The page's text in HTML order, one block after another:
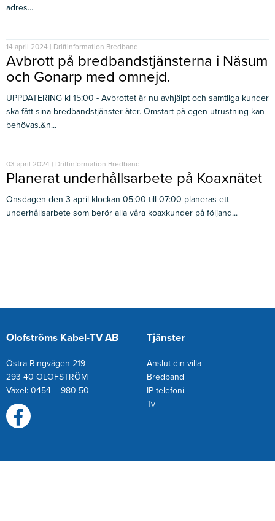
adres...
14 april 2024 | Driftinformation Bredband
Avbrott på bredbandstjänsterna i Näsum
och Gonarp med omnejd.
UPPDATERING kl 15:00 - Avbrottet är nu avhjälpt och samtliga kunder
ska fått sina bredbandstjänster åter. Omstart på egen utrustning kan
behövas.&n...
03 april 2024 | Driftinformation Bredband
Planerat underhållsarbete på Koaxnätet
Onsdagen den 3 april klockan 05:00 till 07:00 planeras ett
underhållsarbete som berör alla våra koaxkunder på följand...
Olofströms Kabel-TV AB
Östra Ringvägen 219
293 40 OLOFSTRÖM
Växel: 0454 – 980 50
Tjänster
Anslut din villa
Bredband
IP-telefoni
Tv